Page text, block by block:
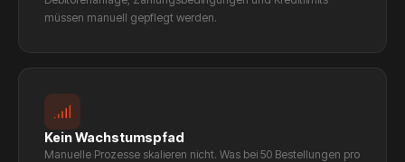
müssen manuell gepflegt werden.
Kein Wachstumspfad
Manuelle Prozesse skalieren nicht. Was bei 50 Bestellungen pro